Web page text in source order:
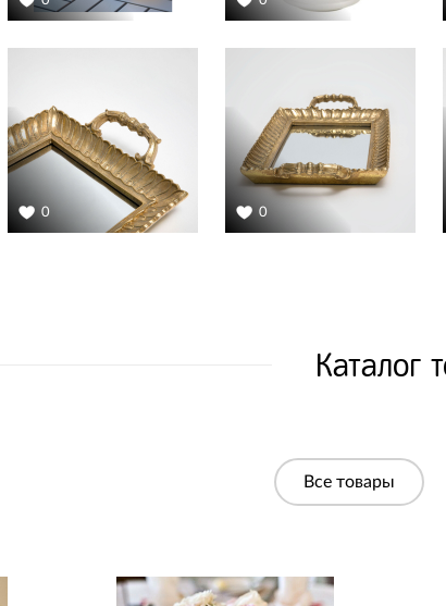
0 0
Каталог
Все товары